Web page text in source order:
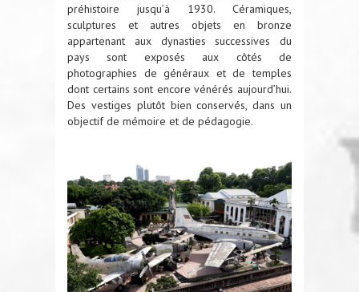
préhistoire jusqu’à 1930. Céramiques,
sculptures et autres objets en bronze
appartenant aux dynasties successives du
pays sont exposés aux côtés de
photographies de généraux et de temples
dont certains sont encore vénérés aujourd’hui.
Des vestiges plutôt bien conservés, dans un
objectif de mémoire et de pédagogie.